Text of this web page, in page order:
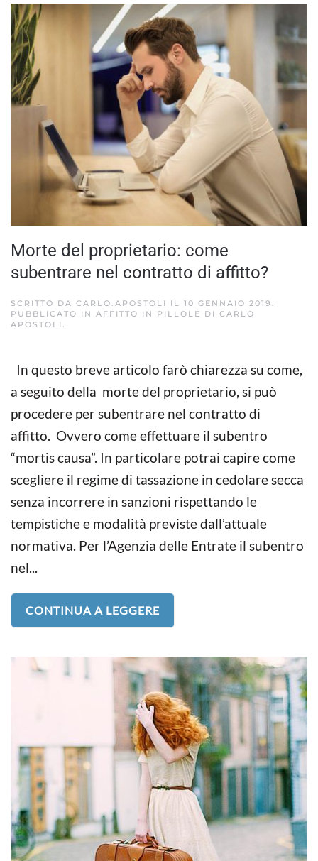
Morte del proprietario: come
subentrare nel contratto di affitto?
SCRITTO DA CARLO.APOSTOLI IL 10 GENNAIO 2019 .
PUBBLICATO IN AFFITTO IN PILLOLE DI CARLO
APOSTOLI .
In questo breve articolo farò chiarezza su come,
a seguito della morte del proprietario, si può
procedere per subentrare nel contratto di
affitto. Ovvero come effettuare il subentro
“mortis causa”. In particolare potrai capire come
scegliere il regime di tassazione in cedolare secca
senza incorrere in sanzioni rispettando le
tempistiche e modalità previste dall’attuale
normativa. Per l’Agenzia delle Entrate il subentro
nel...
CONTINUA A LEGGERE